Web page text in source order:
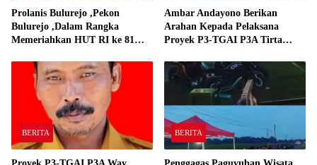
Prolanis Bulurejo ,Pekon
Bulurejo ,Dalam Rangka
Memeriahkan HUT RI ke 81
Ambar Andayono Berikan
Arahan Kepada Pelaksana
Proyek P3-TGAI P3A Tirta
BERITA BERITA